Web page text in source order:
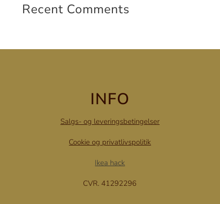
Recent Comments
INFO
Salgs- og leveringsbetingelser
Cookie og privatlivspolitik
Ikea hack
CVR. 41292296